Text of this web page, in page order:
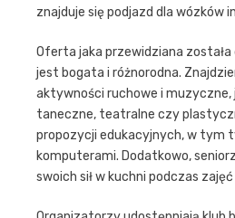
znajduje się podjazd dla wózków
Oferta jaka przewidziana
jest bogata i różnorodna.
aktywności ruchowe i muzyczne,
taneczne, teatralne czy
propozycji edukacyjnych, w tym
komputerami. Dodatkowo,
swoich sił w kuchni podczas